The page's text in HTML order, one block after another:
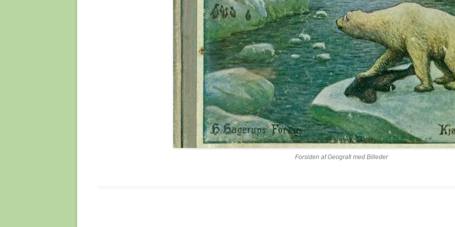
ÖHNINGEN
ØVRE DONAU – BADEN
WÜRTTEMBERG
ACHTAL
BLAUBEUREN
LONETAL
OFFNET-OG
HULERNE
TALHEIM
ULM OG ULMER
SCHÖNINGEN, TYSKLAND
STEINHEIM AN DER MURR
THE MARCH OF PROGRESS –
HVORDAN FORLØBER
EVOLUTIONEN?
TRO OG VIDEN
VIDENSKAB, EVOLUTION OG
NATURLIG UDVÆLGELSE
VØLVENS SPÅDOM
HOMO SAPIENS,
NEANDERTALERE OG
HOMO-LINJEN ER ÆLDRE
HIDTIL ANTAGET
HVORNÅR UDDØDE
NEANDERTALERNE?
MENNESKET FRA
OASE
MODERNE KRANIEKALOT
ISRAEL, 55.000 ÅR
Forsiden af Geografi med Billeder